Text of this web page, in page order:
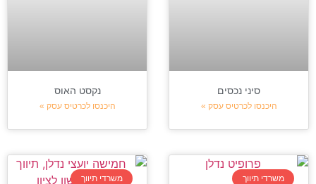
סיני נכסים
היכנסו לכרטיס עסק »
נקסט האוס
היכנסו לכרטיס עסק »
משרדי תיווך משרדי תיווך